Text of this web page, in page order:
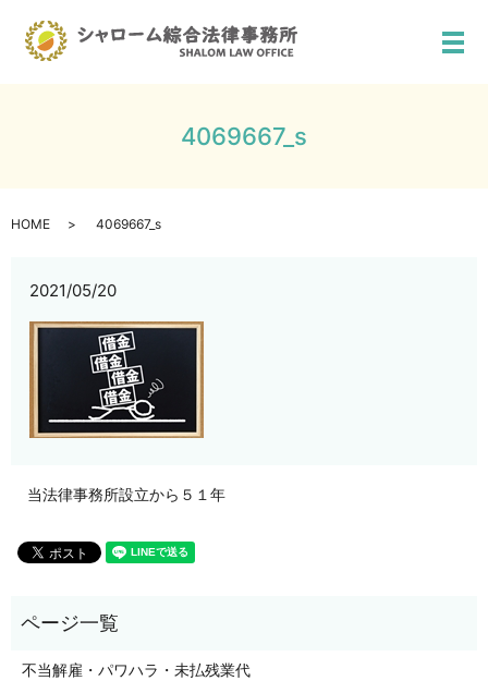
メ
4069667_s
HOME 4069667_s
2021/05/20
当法律事務所設立から５１年
不当解雇・パワハラ・未払残業代